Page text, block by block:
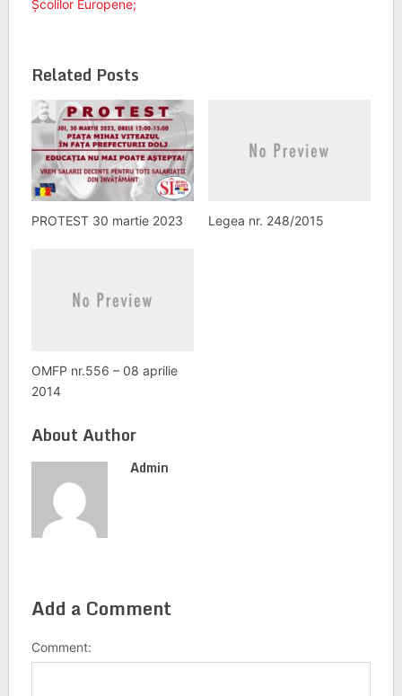
Școlilor Europene;
Related Posts
PROTEST 30 martie 2023 Legea nr. 248/2015
OMFP nr.556 – 08 aprilie
2014
About Author
Admin
Add a Comment
Comment: